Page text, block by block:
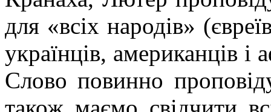
для «всіх народів»
українців, американців
Слово повинно